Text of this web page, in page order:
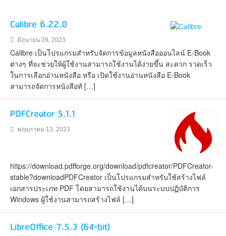
Calibre 6.22.0
มิถุนายน 29, 2023
Calibre เป็นโปรแกรมสำหรับจัดการข้อมูลหนังสือออนไลน์ E-Book
ต่างๆ ที่จะช่วยให้ผู้ใช้งานสามารถใช้งานได้ง่ายขึ้น สะดวก รวดเร็ว
ในการเลือกอ่านหนังสือ หรือ เปิดใช้งานอ่านหนังสือ E-Book
สามารถจัดการหนังสือทั […]
PDFCreator 5.1.1
พฤษภาคม 13, 2023
https://download.pdfforge.org/download/pdfcreator/PDFCreator-
stable?downloadPDFCreator เป็นโปรแกรมสำหรับใช้สร้างไฟล์
เอกสารประเภท PDF โดยสามารถใช้งานได้บนระบบปฏิบัติการ
Windows ผู้ใช้งานสามารถสร้างไฟล์ […]
LibreOffice 7.5.3 (64-bit)